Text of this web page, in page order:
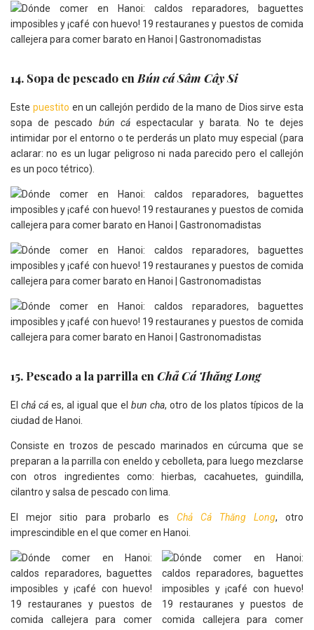
14. Sopa de pescado en Bún cá Sâm Cây Si
Este puestito en un callejón perdido de la mano de Dios sirve esta
sopa de pescado bún cáespectacular y barata. No te dejes
intimidar por el entorno o te perderás un plato muy especial (para
aclarar: no es un lugar peligroso ni nada parecido pero el callejón
es un poco tétrico).
15. Pescado a la parrilla en Chả Cá Thăng Long
El chả cá es, al igual que el bun cha, otro de los platos típicos de la
ciudad de Hanoi.
Consiste en trozos de pescado marinados en cúrcuma que se
preparan a la parrilla con eneldo y cebolleta, para luego mezclarse
con otros ingredientes como: hierbas, cacahuetes, guindilla,
cilantro y salsa de pescado con lima.
El mejor sitio para probarlo es Chả Cá Thăng Long, otro
imprescindible en el que comer en Hanoi.